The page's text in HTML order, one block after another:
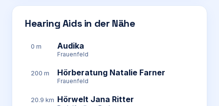
Hearing Aids in der Nähe
0 m Audika
Frauenfeld
200 m Hörberatung Natalie Farner
Frauenfeld
20.9 km Hörwelt Jana Ritter